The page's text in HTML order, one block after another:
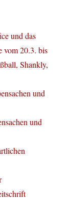
und das
vom 20.3. bis
Shankly,
und
und